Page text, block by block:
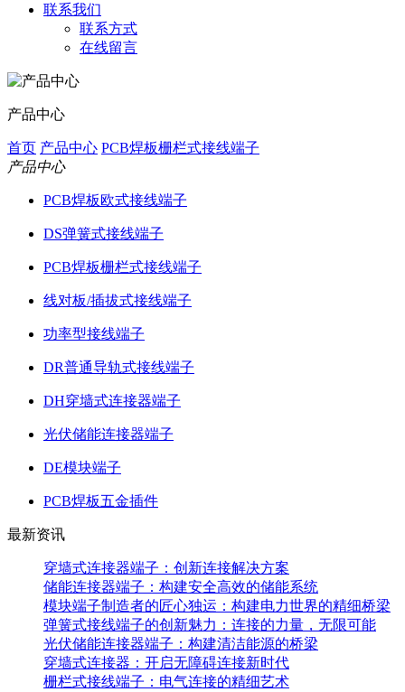
联系我们
联系方式
在线留言
产品中心
首页 产品中心 PCB焊板栅栏式接线端子
产品中心
PCB焊板欧式接线端子
DS弹簧式接线端子
PCB焊板栅栏式接线端子
线对板/插拔式接线端子
功率型接线端子
DR普通导轨式接线端子
DH穿墙式连接器端子
光伏储能连接器端子
DE模块端子
PCB焊板五金插件
最新资讯
穿墙式连接器端子：创新连接解决方案
储能连接器端子：构建安全高效的储能系统
模块端子制造者的匠心独运：构建电力世界的精细桥梁
弹簧式接线端子的创新魅力：连接的力量，无限可能
光伏储能连接器端子：构建清洁能源的桥梁
穿墙式连接器：开启无障碍连接新时代
栅栏式接线端子：电气连接的精细艺术